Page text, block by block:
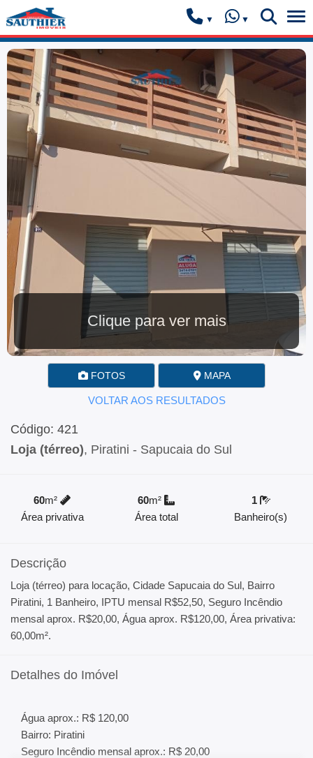
Clique para ver mais
FOTOS MAPA
VOLTAR AOS RESULTADOS
Código: 421
Loja (térreo), Piratini - Sapucaia do Sul
60m²
Área privativa
60m²
Área total
1
Banheiro(s)
Descrição
Loja (térreo) para locação, Cidade Sapucaia do Sul, Bairro
Piratini, 1 Banheiro, IPTU mensal R$52,50, Seguro Incêndio
mensal aprox. R$20,00, Água aprox. R$120,00, Área privativa:
60,00m².
Detalhes do Imóvel
Água aprox.: R$ 120,00
Bairro: Piratini
Seguro Incêndio mensal aprox.: R$ 20,00